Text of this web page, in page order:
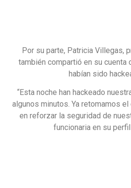
Por su parte, Patricia Villegas,
también compartió en su cuenta
habían sido
“Esta noche han hackeado
algunos minutos. Ya retomamos
en reforzar la seguridad de
funcionaria en su